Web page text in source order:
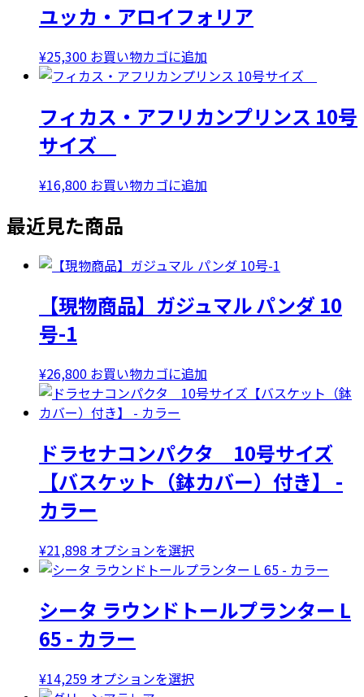
た。
す。
ユッカ・アロイフォリア
¥25,300 お買い物カゴに追加
フィカス・アフリカンプリンス 10号
サイズ
¥16,800 お買い物カゴに追加
最近見た商品
【現物商品】ガジュマル パンダ 10
号-1
¥26,800 お買い物カゴに追加
ドラセナコンパクタ 10号サイズ
【バスケット（鉢カバー）付き】 -
カラー
¥21,898 オプションを選択
の
品
に
数
シータ ラウンドトールプランター L
65 - カラー
¥14,259 オプションを選択